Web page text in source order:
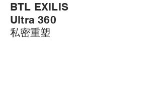
BTL EXILIS
Ultra 360
私密重塑